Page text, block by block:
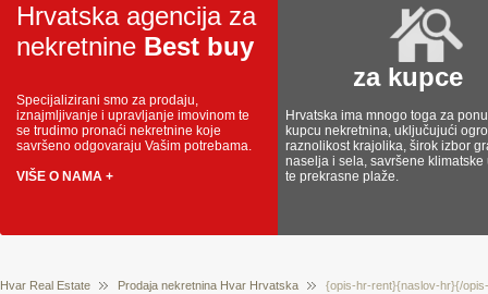
Hrvatska agencija za
nekretnine Best buy
Specijalizirani smo za prodaju,
iznajmljivanje i upravljanje imovinom te
se trudimo pronaći nekretnine koje
savršeno odgovaraju Vašim potrebama.
VIŠE O NAMA +
za kupce
Hrvatska ima mnogo toga za
kupcu nekretnina, uključujući
raznolikost krajolika, širok izbor
naselja i sela, savršene klimatske
te prekrasne plaže.
Hvar Real Estate Prodaja nekretnina Hvar Hrvatska {opis-hr-rent}{naslov-hr}{/